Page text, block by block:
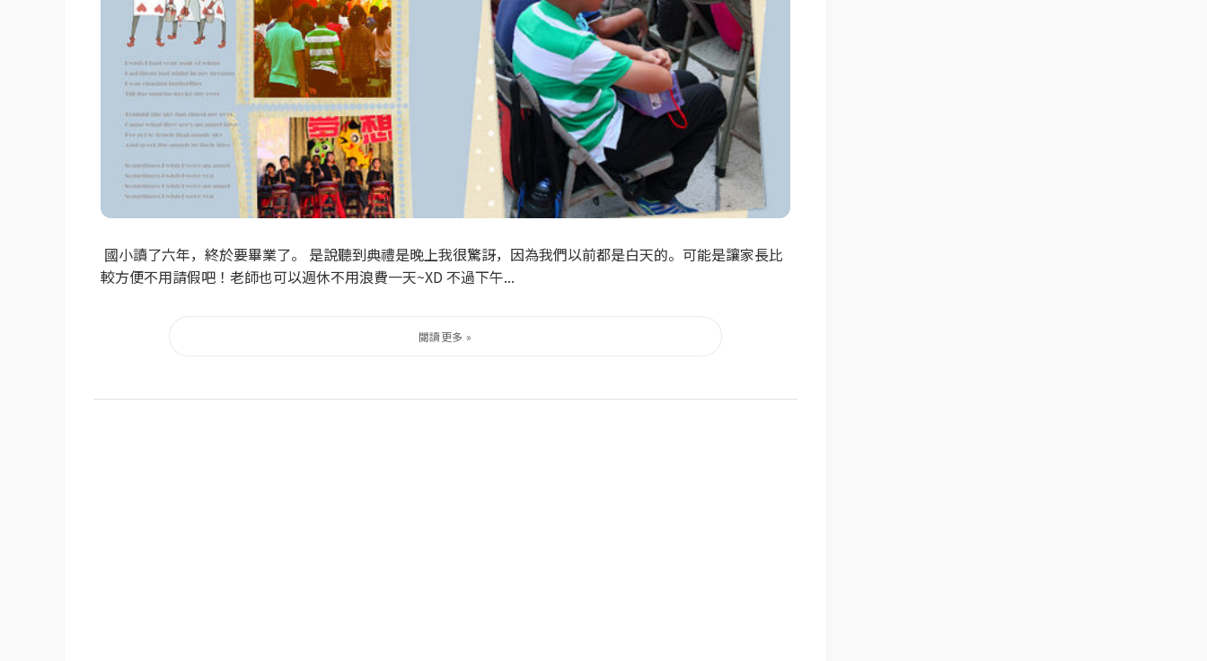
國小讀了六年，終於要畢業了。 是說聽到典禮是晚上我很驚訝，因為我們以前都是白天的。可能是讓家長比
較方便不用請假吧！老師也可以週休不用浪費一天~XD 不過下午...